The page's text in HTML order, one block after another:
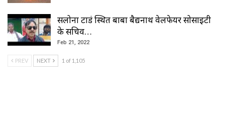
सलोना टाडं स्थित बाबा बैद्यनाथ वेलफेयर सोसाइटी
के सचिव…
Feb 21, 2022
PREV NEXT 1 of 1,105